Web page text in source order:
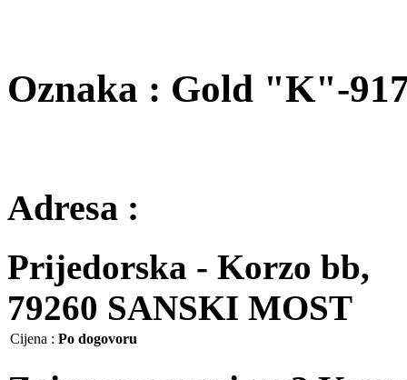
Oznaka : Gold "K"-
Adresa :
Prijedorska - Korzo bb,
79260 SANSKI MOST
Cijena : Po dogovoru